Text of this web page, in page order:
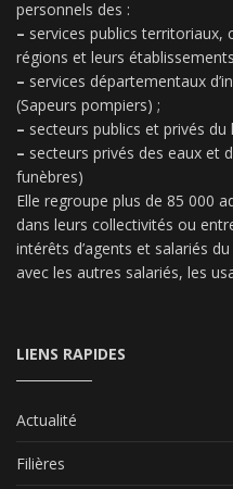
personnels des :
– services publics
régions et leurs
– services départementaux
(Sapeurs pompiers) ;
– secteurs publics et privés
– secteurs privés des eaux et
funèbres)
Elle regroupe plus de 85 000
dans leurs collectivités ou
intérêts d’agents et salariés
avec les autres salariés, les
LIENS RAPIDES
Actualité
Filières